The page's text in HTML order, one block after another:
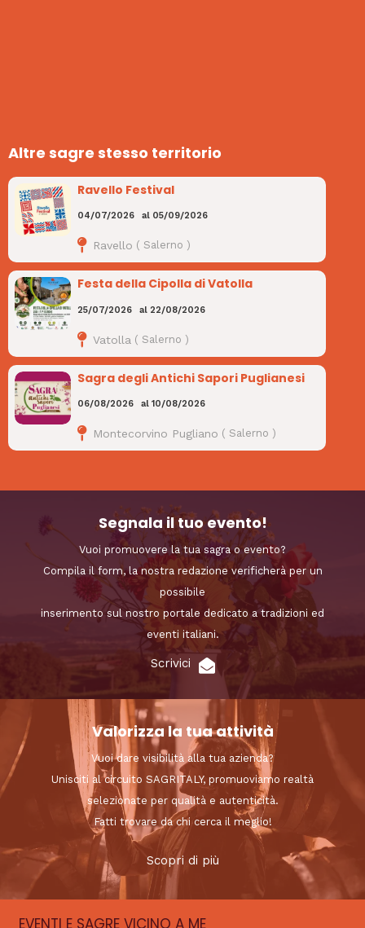
Altre sagre stesso territorio
Ravello Festival
04/07/2026 al 05/09/2026
Ravello ( Salerno )
Festa della Cipolla di Vatolla
25/07/2026 al 22/08/2026
Vatolla ( Salerno )
Sagra degli Antichi Sapori Puglianesi
06/08/2026 al 10/08/2026
Montecorvino Pugliano ( Salerno )
Segnala il tuo evento!
Vuoi promuovere la tua sagra o evento?
Compila il form, la nostra redazione verificherà per un
possibile
inserimento sul nostro portale dedicato a tradizioni ed
eventi italiani.
Scrivici
Valorizza la tua attività
Vuoi dare visibilità alla tua azienda?
Unisciti al circuito SAGRITALY, promuoviamo realtà
selezionate per qualità e autenticità.
Fatti trovare da chi cerca il meglio!
Scopri di più
EVENTI E SAGRE VICINO A ME